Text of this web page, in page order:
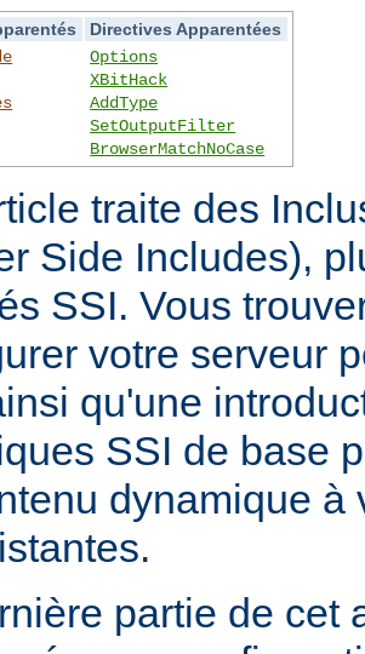
Directives Apparentées
Options
XBitHack
AddType
SetOutputFilter
BrowserMatchNoCase
traite des
Side Includes),
SSI. Vous
votre serveur
qu'une
SSI de base
dynamique à
partie de cet